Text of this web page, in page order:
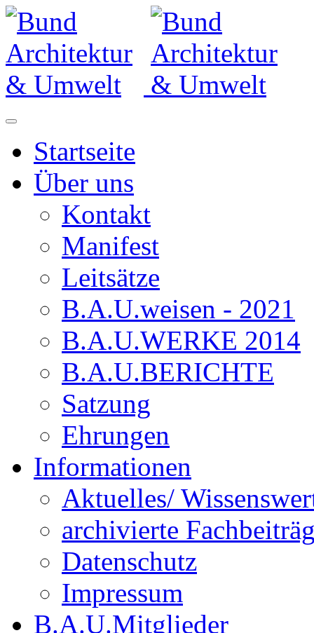
Startseite
Über uns
Kontakt
Manifest
Leitsätze
B.A.U.weisen - 2021
B.A.U.WERKE 2014
B.A.U.BERICHTE
Satzung
Ehrungen
Informationen
Aktuelles/
archivierte
Datenschutz
Impressum
B.A.U.Mitglieder